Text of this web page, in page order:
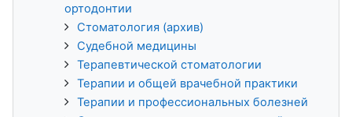
ортодонтии
Стоматология (архив)
Судебной медицины
Терапевтической стоматологии
Терапии и общей врачебной практики
Терапии и профессиональных болезней